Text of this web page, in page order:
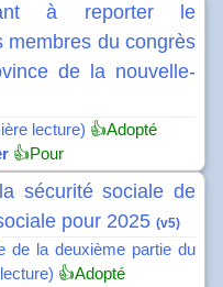
à reporter le
membres du congrès
de la nouvelle-
lecture) 👍Adopté
👍Pour
sécurité sociale de
pour 2025 (v5)
la deuxième partie du
👍Adopté